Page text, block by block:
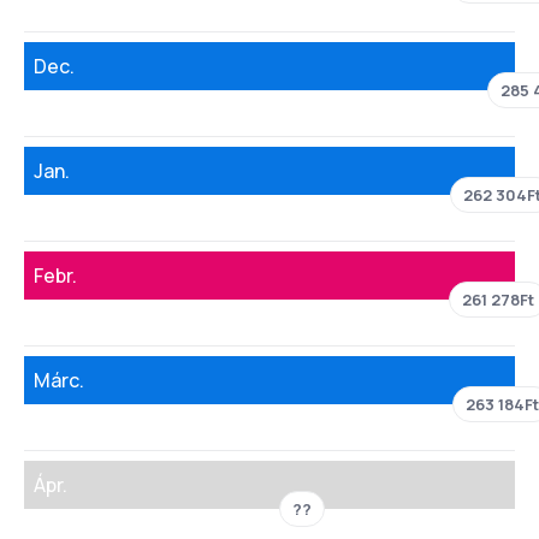
Dec.
285
Jan.
262
Febr.
261 278Ft
Márc.
263 184Ft
Ápr.
??